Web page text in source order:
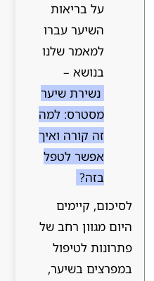
על בריאות
השיער עברו
למאמר שלנו
בנושא –
נשירת שיער
מסטרס: למה
זה קורה ואיך
אפשר לטפל
בזה?
לסיכום, קיימים
היום מגוון רחב של
פתרונות לטיפול
במפרצים בשיער,